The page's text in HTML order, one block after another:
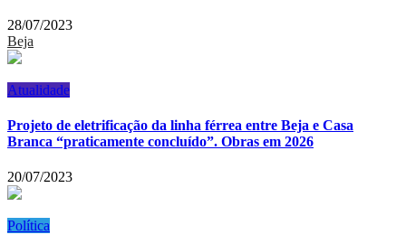
28/07/2023
Beja
Atualidade
Projeto de eletrificação da linha férrea entre Beja e Casa
Branca “praticamente concluído”. Obras em 2026
20/07/2023
Política